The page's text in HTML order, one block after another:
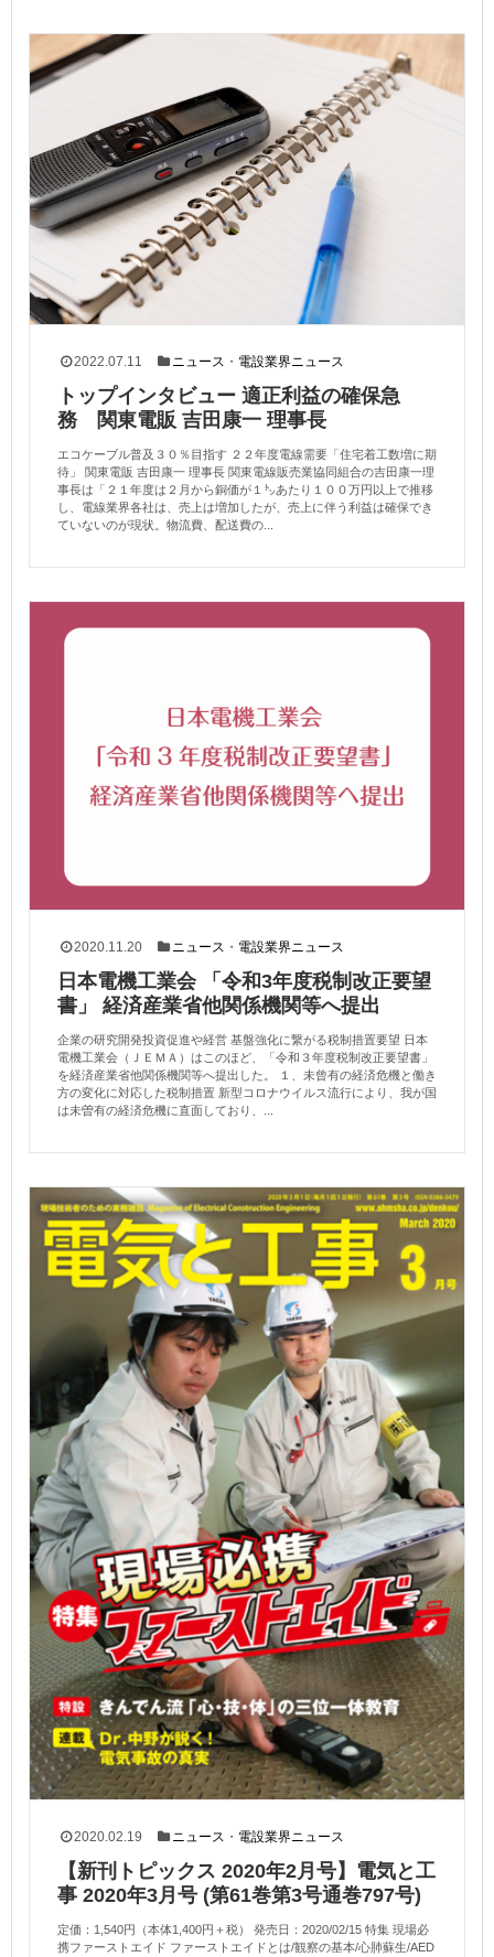
2022.07.11 ニュース ・ 電設業界ニュース
トップインタビュー 適正利益の確保急
務 関東電販 吉田康一 理事長
エコケーブル普及３０％目指す ２２年度電線需要「住宅着工数増に期
待」 関東電販 吉田康一 理事長 関東電線販売業協同組合の吉田康一理
事長は「２１年度は２月から銅価が１㌧あたり１００万円以上で推移
し、電線業界各社は、売上は増加したが、売上に伴う利益は確保でき
ていないのが現状。物流費、配送費の...
2020.11.20 ニュース ・ 電設業界ニュース
日本電機工業会 「令和3年度税制改正要望
書」 経済産業省他関係機関等へ提出
企業の研究開発投資促進や経営 基盤強化に繋がる税制措置要望 日本
電機工業会（ＪＥＭＡ）はこのほど、「令和３年度税制改正要望書」
を経済産業省他関係機関等へ提出した。 １、未曾有の経済危機と働き
方の変化に対応した税制措置 新型コロナウイルス流行により、我が国
は未曽有の経済危機に直面しており、...
2020.02.19 ニュース ・ 電設業界ニュース
【新刊トピックス 2020年2月号】電気と工
事 2020年3月号 (第61巻第3号通巻797号)
定価：1,540円（本体1,400円＋税） 発売日：2020/02/15 特集 現場必
携ファーストエイド ファーストエイドとは/観察の基本/心肺蘇生/AED